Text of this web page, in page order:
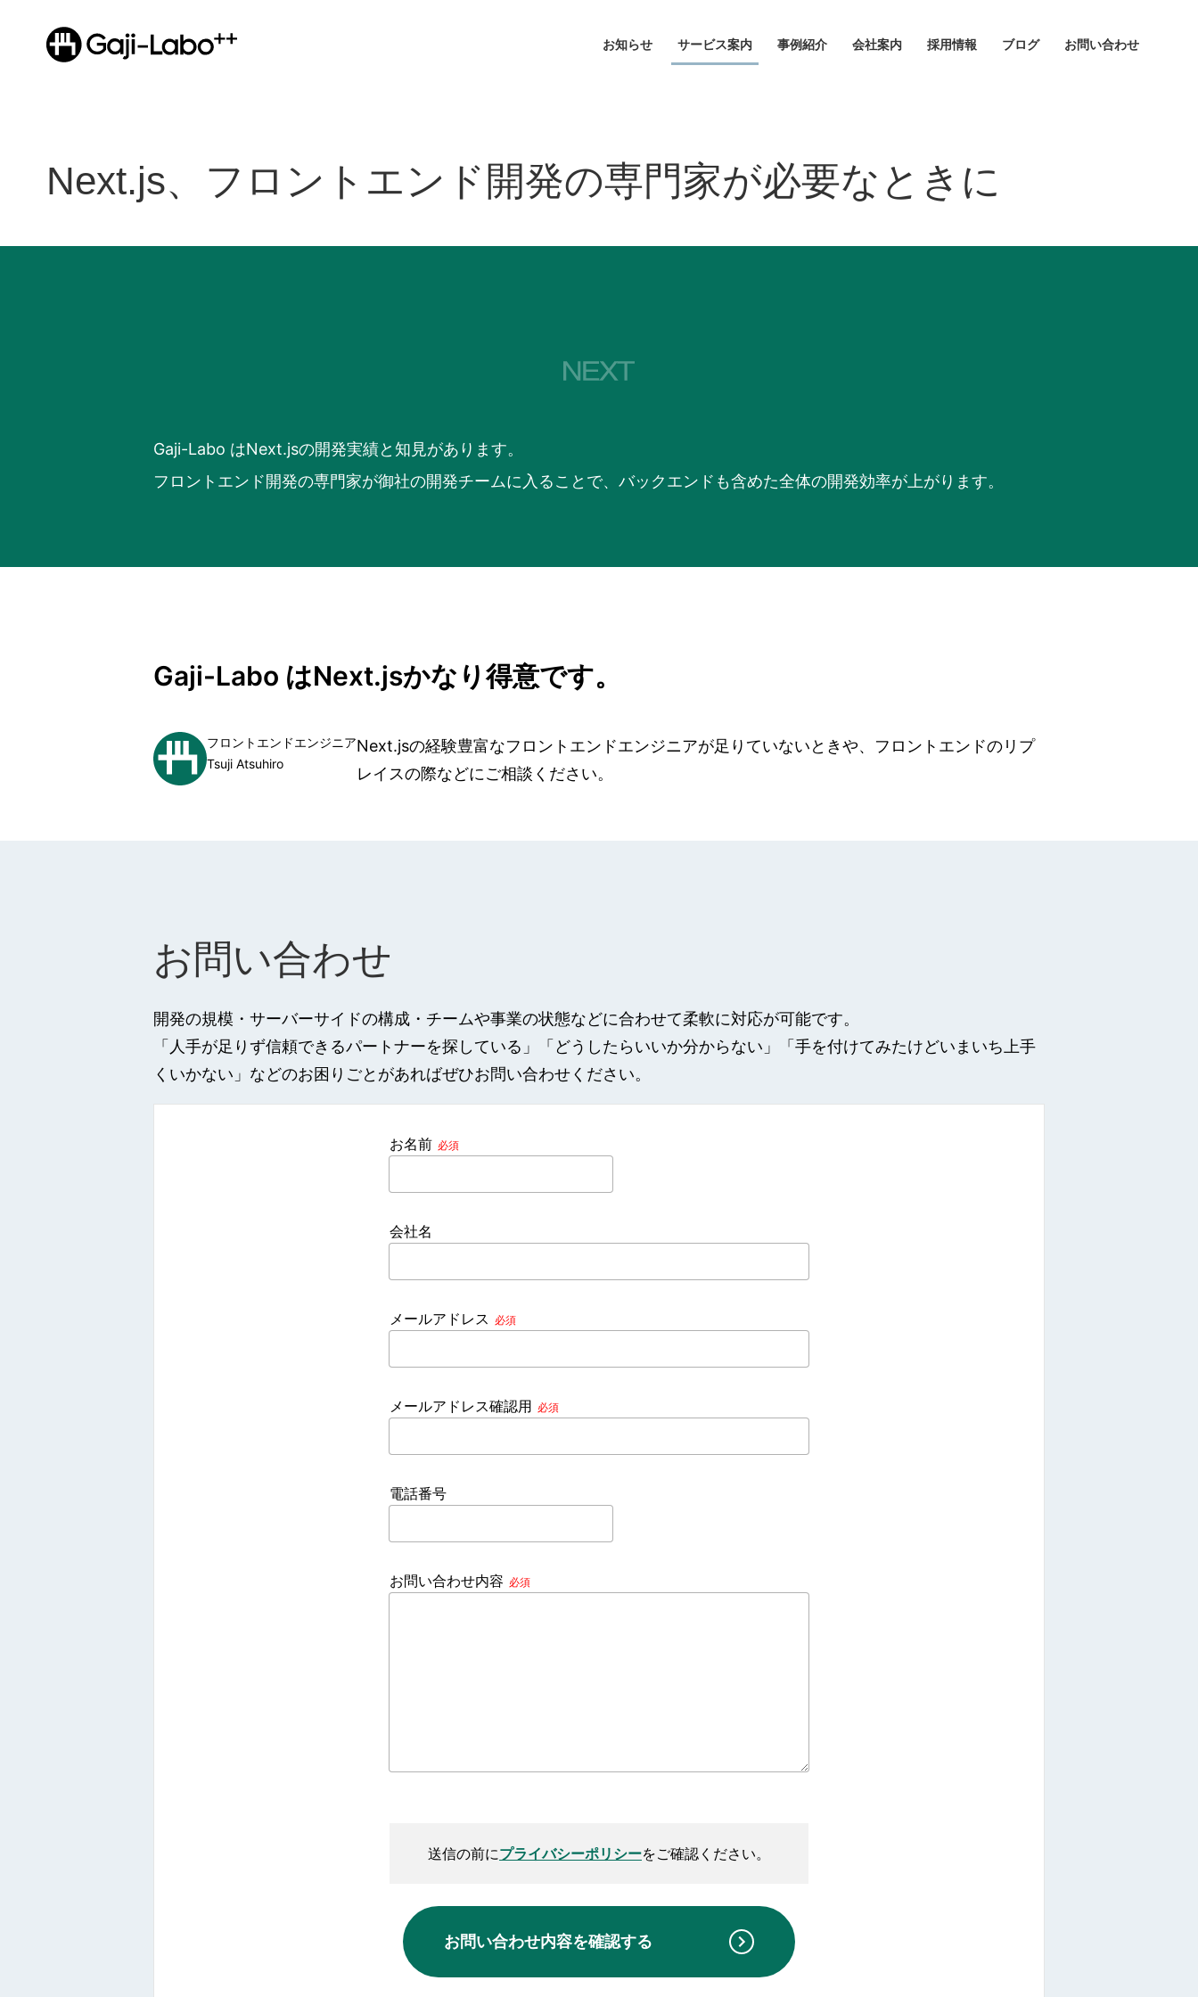
お知らせ サービス案内 事例紹介 会社案内 採用情報 ブログ お問い合わせ
Next.js、フロントエンド開発の専門家が必要なときに
Gaji-Labo はNext.jsの開発実績と知見があります。
フロントエンド開発の専門家が御社の開発チームに入ることで、バックエンドも含めた全体の開発効率が上がります。
Gaji-Labo はNext.jsかなり得意です。
フロントエンドエンジニア
Tsuji Atsuhiro
Next.jsの経験豊富なフロントエンドエンジニアが足りていないときや、フロントエンドのリプ
レイスの際などにご相談ください。
お問い合わせ
開発の規模・サーバーサイドの構成・チームや事業の状態などに合わせて柔軟に対応が可能です。
「人手が足りず信頼できるパートナーを探している」「どうしたらいいか分からない」「手を付けてみたけどいまいち上手
くいかない」などのお困りごとがあればぜひお問い合わせください。
お名前 必須
会社名
メールアドレス 必須
メールアドレス確認用 必須
電話番号
お問い合わせ内容 必須
送信の前にプライバシーポリシーをご確認ください。
お問い合わせ内容を確認する